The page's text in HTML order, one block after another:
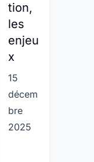
tion,
les
enjeu
x
15
décem
bre
2025